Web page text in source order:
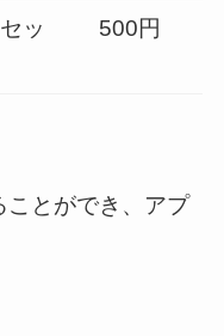
ッ
500円
とができ、アプ